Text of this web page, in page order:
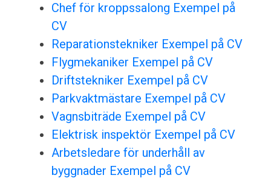
Chef för kroppssalong Exempel på
CV
Reparationstekniker Exempel på CV
Flygmekaniker Exempel på CV
Driftstekniker Exempel på CV
Parkvaktmästare Exempel på CV
Vagnsbiträde Exempel på CV
Elektrisk inspektör Exempel på CV
Arbetsledare för underhåll av
byggnader Exempel på CV